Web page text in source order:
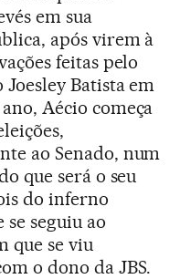
em sua
após virem à
feitas pelo
Batista em
Aécio começa
ao Senado, num
que será o seu
do inferno
seguiu ao
que se viu
o dono da JBS.